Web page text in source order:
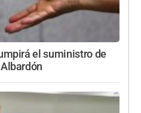
el suministro de